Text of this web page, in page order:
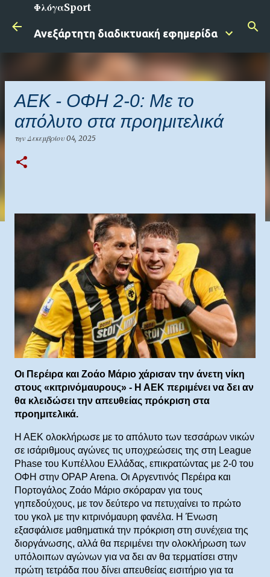
Μετάβαση στο κύριο περιεχόμενο
ΦλόγαSport
Ανεξάρτητη διαδικτυακή εφημερίδα
ΑΕΚ - ΟΦΗ 2-0: Με το
απόλυτο στα προημιτελικά
την Δεκεμβρίου 04, 2025
Οι Περέιρα και Ζοάο Μάριο χάρισαν την άνετη νίκη
στους «κιτρινόμαυρους» - Η ΑΕΚ περιμένει να δει αν
θα κλειδώσει την απευθείας πρόκριση στα
προημιτελικά.
Η ΑΕΚ ολοκλήρωσε με το απόλυτο των τεσσάρων νικών
σε ισάριθμους αγώνες τις υποχρεώσεις της στη League
Phase του Κυπέλλου Ελλάδας, επικρατώντας με 2-0 του
ΟΦΗ στην OPAP Arena. Οι Αργεντινός Περέιρα και
Πορτογάλος Ζοάο Μάριο σκόραραν για τους
γηπεδούχους, με τον δεύτερο να πετυχαίνει το πρώτο
του γκολ με την κιτρινόμαυρη φανέλα. Η Ένωση
εξασφάλισε μαθηματικά την πρόκριση στη συνέχεια της
διοργάνωσης, αλλά θα περιμένει την ολοκλήρωση των
υπόλοιπων αγώνων για να δει αν θα τερματίσει στην
πρώτη τετράδα που δίνει απευθείας εισιτήριο για τα